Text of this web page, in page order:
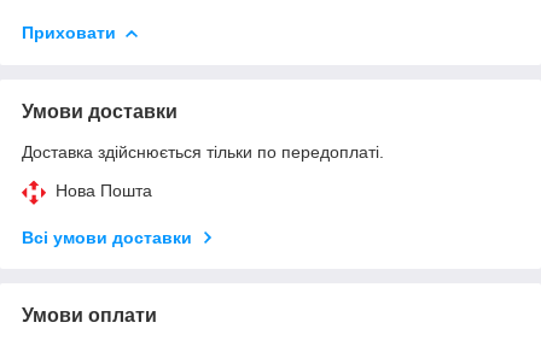
Приховати
Умови доставки
Доставка здійснюється тільки по передоплаті.
Нова Пошта
Всі умови доставки
Умови оплати